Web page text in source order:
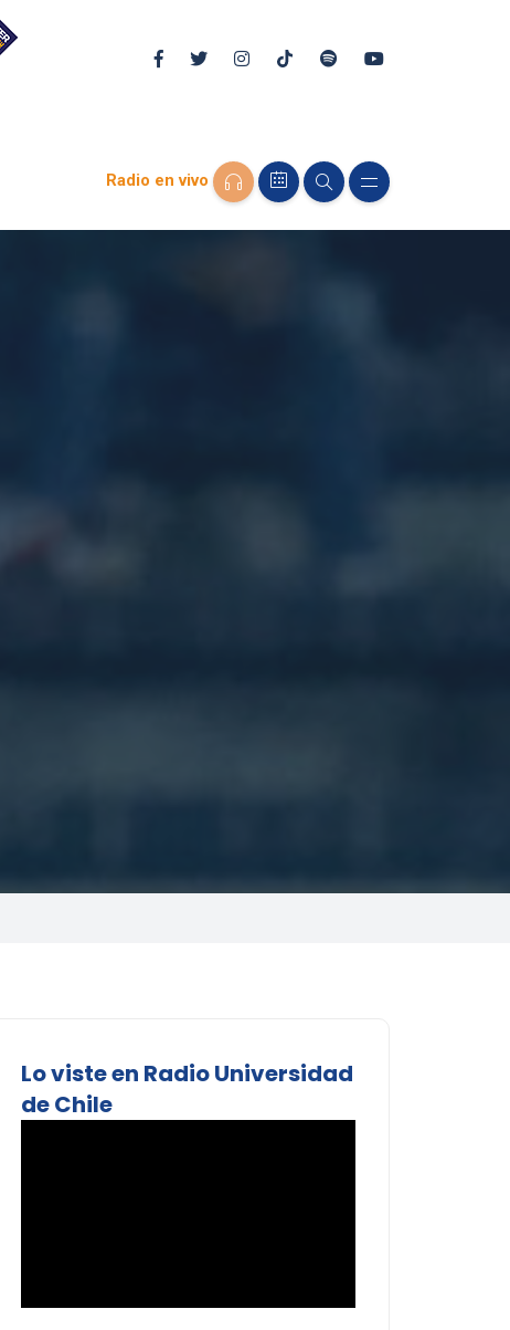
Radio en vivo
Lo viste en Radio Universidad
de Chile